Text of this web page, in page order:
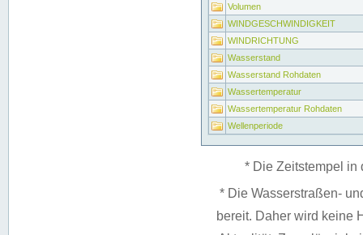
Volumen
WINDGESCHWINDIGKEIT
WINDRICHTUNG
Wasserstand
Wasserstand Rohdaten
Wassertemperatur
Wassertemperatur Rohdaten
Wellenperiode
* Die Zeitstempel in
* Die Wasserstraßen-
bereit. Daher wird keine